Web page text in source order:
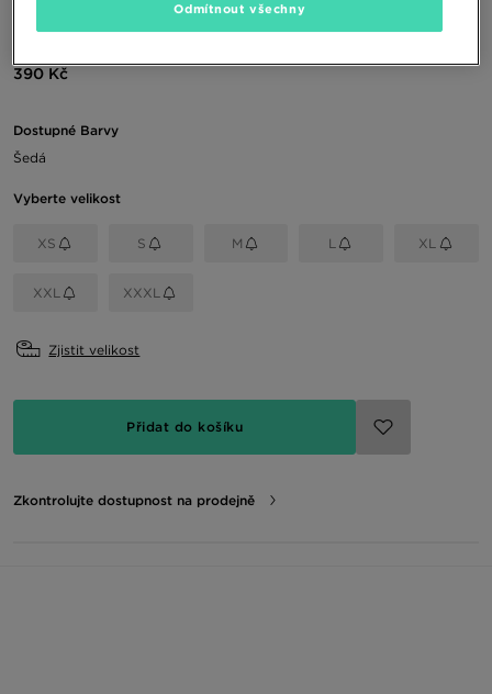
MCKENZIE MASEFIELD 2 CARGO JOGGERS
390 Kč
Dostupné Barvy
Šedá
Vyberte velikost
XS S M L XL
XXL XXXL
Zjistit velikost
Přidat do košíku
Zkontrolujte dostupnost na prodejně
Odmítnout všechny